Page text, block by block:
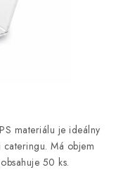
materiálu je ideálny
Má objem
50 ks.